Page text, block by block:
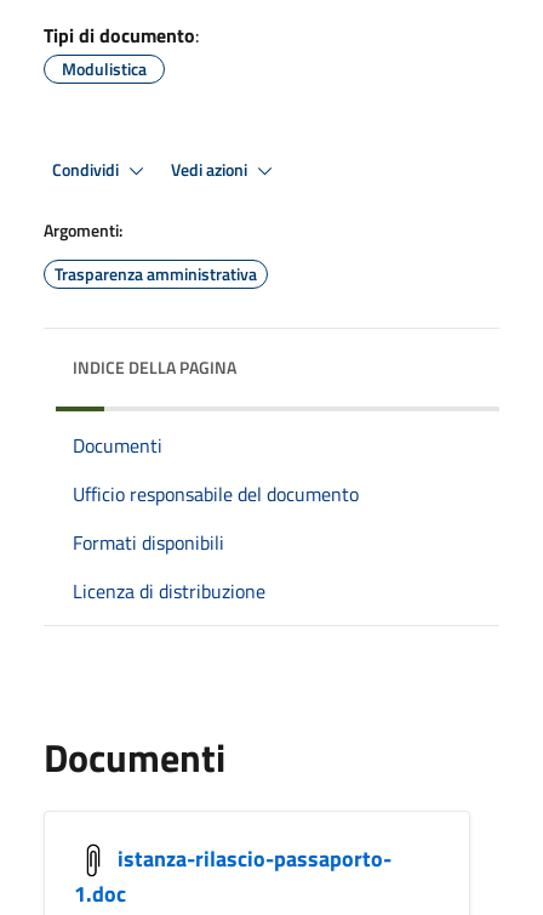
Tipi di documento:
Modulistica
Condividi Vedi azioni
Argomenti:
Trasparenza amministrativa
INDICE DELLA PAGINA
Documenti
Ufficio responsabile del documento
Formati disponibili
Licenza di distribuzione
Documenti
istanza-rilascio-passaporto-
1.doc